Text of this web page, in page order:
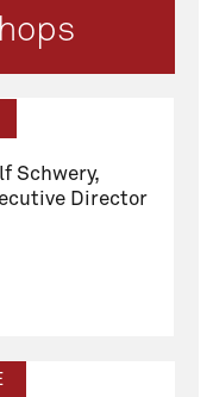
Schwery,
Director